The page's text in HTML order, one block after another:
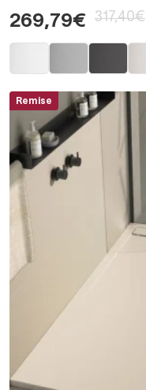
269,79€ 317,40€
Remise